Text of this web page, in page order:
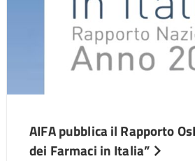
AIFA pubblica il Rapporto
dei Farmaci in Italia”